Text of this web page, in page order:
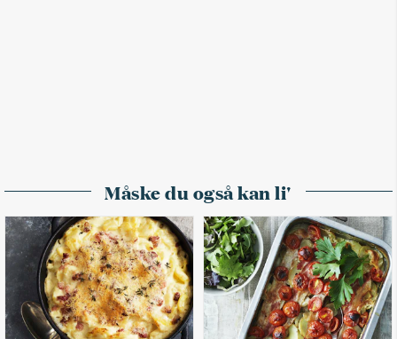
Måske du også kan li'